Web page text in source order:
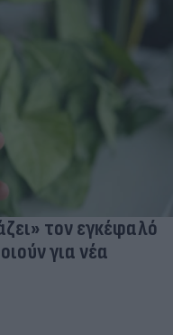
τον εγκέφαλό
για νέα